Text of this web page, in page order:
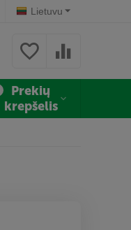
Lietuvu
Prekių
krepšelis